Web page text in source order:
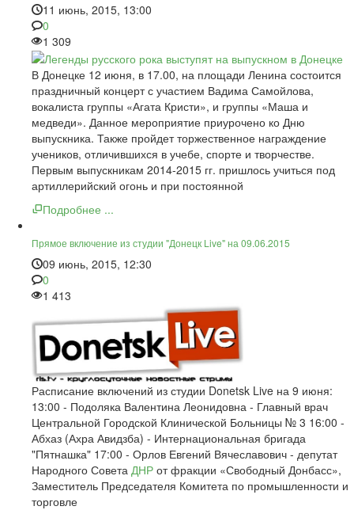
11 июнь, 2015, 13:00
0
1 309
В Донецке 12 июня, в 17.00, на площади Ленина состоится
праздничный концерт с участием Вадима Самойлова,
вокалиста группы «Агата Кристи», и группы «Маша и
медведи». Данное мероприятие приурочено ко Дню
выпускника. Также пройдет торжественное награждение
учеников, отличившихся в учебе, спорте и творчестве.
Первым выпускникам 2014-2015 гг. пришлось учиться под
артиллерийский огонь и при постоянной
Подробнее ...
Прямое включение из студии "Донецк Live" на 09.06.2015
09 июнь, 2015, 12:30
0
1 413
Расписание включений из студии Donetsk Live на 9 июня:
13:00 - Подоляка Валентина Леонидовна - Главный врач
Центральной Городской Клинической Больницы № 3 16:00 -
Абхаз (Ахра Авидзба) - Интернациональная бригада
"Пятнашка" 17:00 - Орлов Евгений Вячеславович - депутат
Народного Совета ДНР от фракции «Свободный Донбасс»,
Заместитель Председателя Комитета по промышленности и
торговле